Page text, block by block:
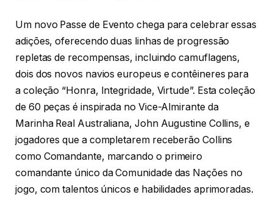
Um novo Passe de Evento chega para celebrar essas
adições, oferecendo duas linhas de progressão
repletas de recompensas, incluindo camuflagens,
dois dos novos navios europeus e contêineres para
a coleção “Honra, Integridade, Virtude”. Esta coleção
de 60 peças é inspirada no Vice-Almirante da
Marinha Real Australiana, John Augustine Collins, e
jogadores que a completarem receberão Collins
como Comandante, marcando o primeiro
comandante único da Comunidade das Nações no
jogo, com talentos únicos e habilidades aprimoradas.